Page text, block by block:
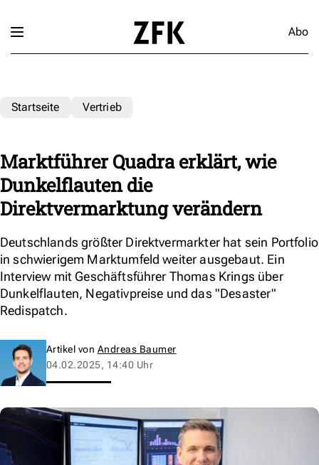
Abo
Startseite Vertrieb
Marktführer Quadra erklärt, wie
Dunkelflauten die
Direktvermarktung verändern
Deutschlands größter Direktvermarkter hat sein Portfolio
in schwierigem Marktumfeld weiter ausgebaut. Ein
Interview mit Geschäftsführer Thomas Krings über
Dunkelflauten, Negativpreise und das "Desaster"
Redispatch.
Artikel von Andreas Baumer
04.02.2025, 14:40 Uhr